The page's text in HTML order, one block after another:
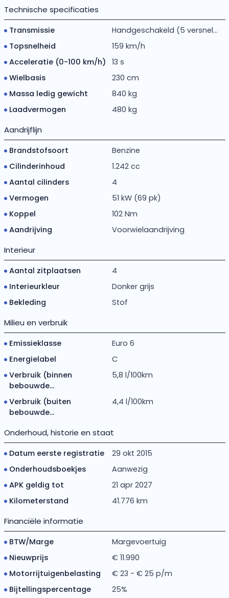
Technische specificaties
Transmissie
Handgeschakeld (5 versnel...
Topsnelheid
159 km/h
Acceleratie (0-100 km/h)
13 s
Wielbasis
230 cm
Massa ledig gewicht
840 kg
Laadvermogen
480 kg
Aandrijflijn
Brandstofsoort
Benzine
Cilinderinhoud
1.242 cc
Aantal cilinders
4
Vermogen
51 kW (69 pk)
Koppel
102 Nm
Aandrijving
Voorwielaandrijving
Interieur
Aantal zitplaatsen
4
Interieurkleur
Donker grijs
Bekleding
Stof
Milieu en verbruik
Emissieklasse
Euro 6
Energielabel
C
Verbruik (binnen
bebouwde...
5,8 l/100km
Verbruik (buiten
bebouwde...
4,4 l/100km
Onderhoud, historie en staat
Datum eerste registratie
29 okt 2015
Onderhoudsboekjes
Aanwezig
APK geldig tot
21 apr 2027
Kilometerstand
41.776 km
Financiële informatie
BTW/Marge
Margevoertuig
Nieuwprijs
€ 11.990
Motorrijtuigenbelasting
€ 23 - € 25 p/m
Bijtellingspercentage
25%